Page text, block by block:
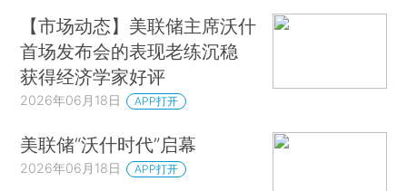
【市场动态】美联储主席沃什
首场发布会的表现老练沉稳
获得经济学家好评
2026年06月18日 APP打开
美联储“沃什时代”启幕
2026年06月18日 APP打开